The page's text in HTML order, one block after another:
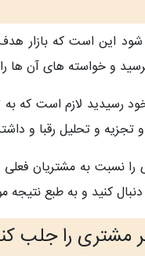
شود این است که
و خواسته های آن
لازم است که به
و تحلیل رقبا و
نسبت به مشتریان
کنید و به طبع